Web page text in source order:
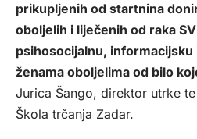
prikupljenih od startnina
oboljelih i liječenih od raka
psihosocijalnu,
ženama oboljelima od bilo
Jurica Šango, direktor utrke
Škola trčanja Zadar.